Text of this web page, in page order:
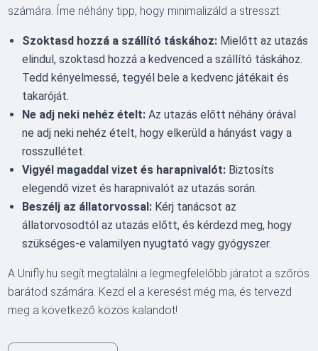
számára. Íme néhány tipp, hogy minimalizáld a stresszt:
Szoktasd hozzá a szállító táskához: Mielőtt az utazás
elindul, szoktasd hozzá a kedvenced a szállító táskához.
Tedd kényelmessé, tegyél bele a kedvenc játékait és
takaróját.
Ne adj neki nehéz ételt: Az utazás előtt néhány órával
ne adj neki nehéz ételt, hogy elkerüld a hányást vagy a
rosszullétet.
Vigyél magaddal vizet és harapnivalót: Biztosíts
elegendő vizet és harapnivalót az utazás során.
Beszélj az állatorvossal: Kérj tanácsot az
állatorvosodtól az utazás előtt, és kérdezd meg, hogy
szükséges-e valamilyen nyugtató vagy gyógyszer.
A Unifly.hu segít megtalálni a legmegfelelőbb járatot a szőrös
barátod számára. Kezd el a keresést még ma, és tervezd
meg a következő közös kalandot!